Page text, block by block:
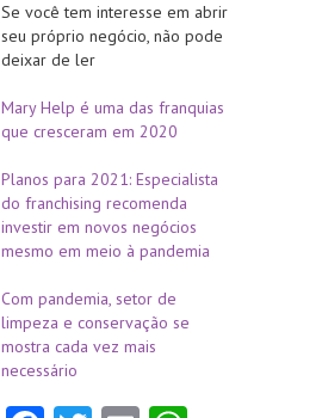
Se você tem interesse em abrir
seu próprio negócio, não pode
deixar de ler
Mary Help é uma das franquias
que cresceram em 2020
Planos para 2021: Especialista
do franchising recomenda
investir em novos negócios
mesmo em meio à pandemia
Com pandemia, setor de
limpeza e conservação se
mostra cada vez mais
necessário